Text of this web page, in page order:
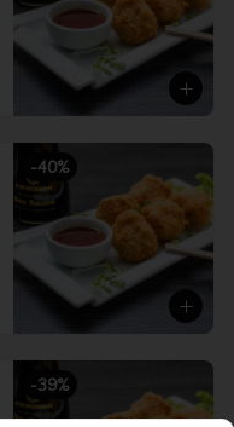
-40%
-39%